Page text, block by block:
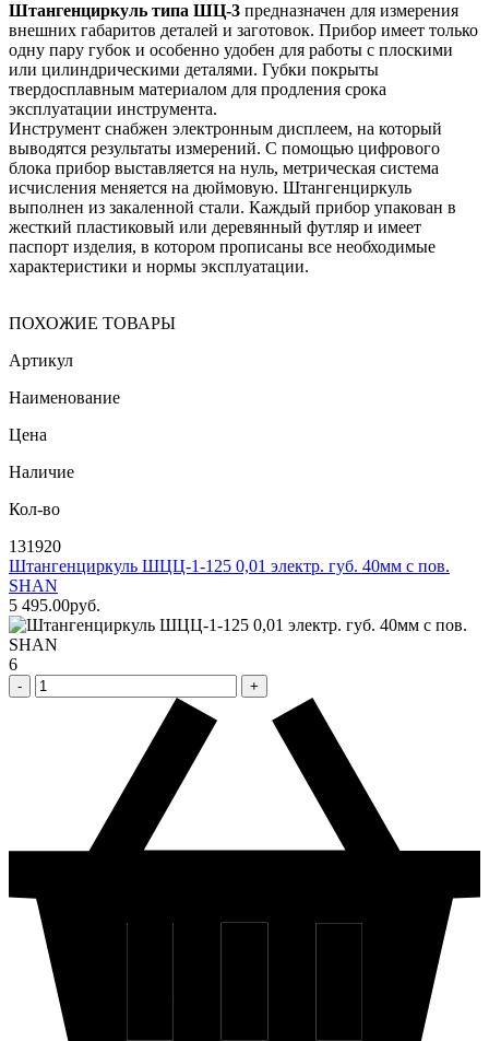
Штангенциркуль типа ШЦ-3 предназначен для измерения
внешних габаритов деталей и заготовок. Прибор имеет только
одну пару губок и особенно удобен для работы с плоскими
или цилиндрическими деталями. Губки покрыты
твердосплавным материалом для продления срока
эксплуатации инструмента.
Инструмент снабжен электронным дисплеем, на который
выводятся результаты измерений. С помощью цифрового
блока прибор выставляется на нуль, метрическая система
исчисления меняется на дюймовую. Штангенциркуль
выполнен из закаленной стали. Каждый прибор упакован в
жесткий пластиковый или деревянный футляр и имеет
паспорт изделия, в котором прописаны все необходимые
характеристики и нормы эксплуатации.
ПОХОЖИЕ ТОВАРЫ
Артикул
Наименование
Цена
Наличие
Кол-во
131920
Штангенциркуль ШЦЦ-1-125 0,01 электр. губ. 40мм с пов.
SHAN
5 495.00pуб.
6